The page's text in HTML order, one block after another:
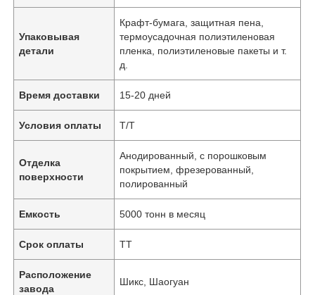
Упаковывая
детали
Крафт-бумага, защитная пена,
термоусадочная полиэтиленовая
пленка, полиэтиленовые пакеты и т.
д.
Время доставки 15-20 дней
Условия оплаты Т/Т
Отделка
поверхности
Анодированный, с порошковым
покрытием, фрезерованный,
полированный
Емкость 5000 тонн в месяц
Срок оплаты ТТ
Расположение
завода
Шикс, Шаогуан